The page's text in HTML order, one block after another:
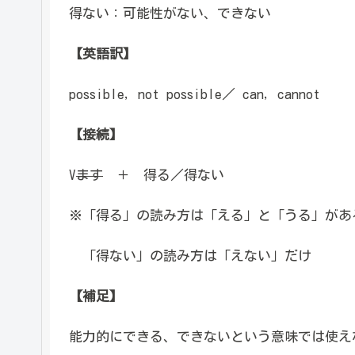
得ない：可能性がない、できない
【英語訳】
possible, not possible／ can, cannot
【接続】
Vます ＋ 得る／得ない
※「得る」の読み方は「える」と「うる」があ
「得ない」の読み方は「えない」だけ
【補足】
能力的にできる、できないという意味では使え